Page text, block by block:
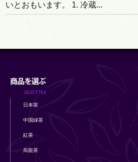
いとおもいます。 1. 冷蔵...
日本茶
中国緑茶
紅茶
烏龍茶